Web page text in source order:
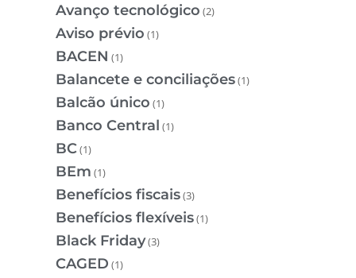
Avanço tecnológico (2)
Aviso prévio (1)
BACEN (1)
Balancete e conciliações(1)
Balcão único (1)
Banco Central (1)
BC(1)
BEm (1)
Benefícios fiscais(3)
Benefícios flexíveis(1)
Black Friday(3)
CAGED (1)